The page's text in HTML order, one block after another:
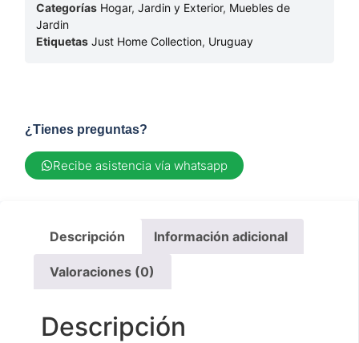
Categorías Hogar,Jardin y Exterior, Muebles de
Jardin
Etiquetas Just Home Collection, Uruguay
¿Tienes preguntas?
Recibe asistencia vía whatsapp
Descripción Información adicional
Valoraciones (0)
Descripción